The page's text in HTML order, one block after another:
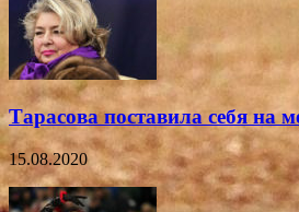
Тарасова поставила себя на
15.08.2020